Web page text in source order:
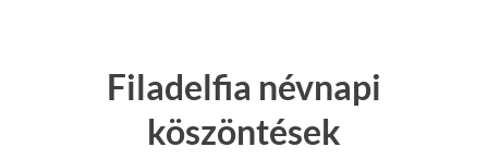
Filadelfia névnapi
köszöntések